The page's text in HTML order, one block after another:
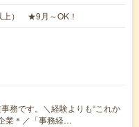
上） ★9月～OK！
務です。＼経験よりも“これか
業＊／「事務経…